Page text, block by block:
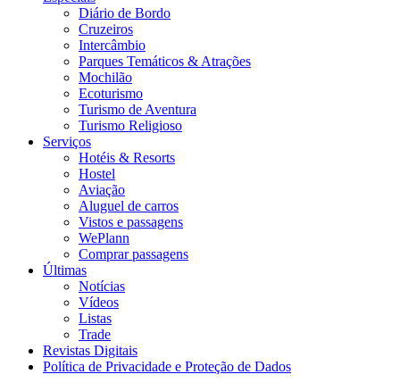
Diário de Bordo
Cruzeiros
Intercâmbio
Parques Temáticos & Atrações
Mochilão
Ecoturismo
Turismo de Aventura
Turismo Religioso
Serviços
Hotéis & Resorts
Hostel
Aviação
Aluguel de carros
Vistos e passagens
WePlann
Comprar passagens
Últimas
Notícias
Vídeos
Listas
Trade
Revistas Digitais
Política de Privacidade e Proteção de Dados